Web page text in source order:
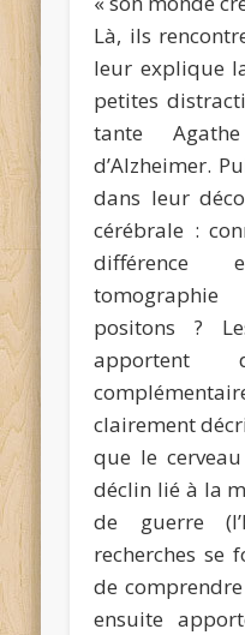
Là, ils
leur explique
petites
tante
d’Alzheimer.
dans leur
cérébrale :
différence
positons ?
apportent
clairement
que le
déclin lié à la
de guerre
recherches se
de
ensuite